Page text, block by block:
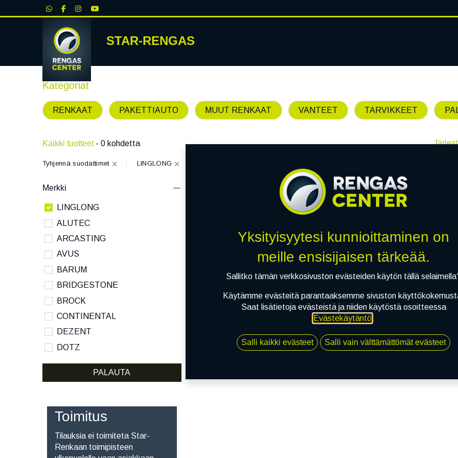
STAR-RENGAS
Kategoriat
RENKAAT PAKETTIAUTO MUUT RENKAAT VANTEET TARVIKKEET
Kaikki tuotteet - 0 kohdetta
Tyhjennä suodattimet LINGLONG
Merkki
LINGLONG
ALUTEC
ARCASTING
AVUS
BARUM
BRIDGESTONE
BROCK
CONTINENTAL
DEZENT
DOTZ
DYNAMO
KUMHO ECSTA SPORT S
NANKANG
NOKIAN
PALAUTA
Toimitus
Tilauksia ei toimiteta Star-
Renkaan toimipisteen
Emme löytäneet
Yksityisyytesi kunnioittaminen on
meille ensisijaisen tärkeää.
Sallitko tämän verkkosivuston evästeiden käytön tällä
Käytämme evästeitä parantaaksemme sivuston
Saat lisätietoja evästeistä ja niiden käytöstä osoitteessa
Evästekäytäntö.
Salli kaikki evästeet Salli vain välttämättömät evästeet